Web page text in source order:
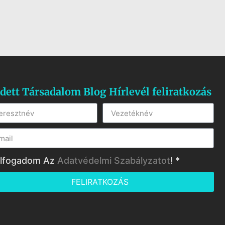
Társadalom Blog Hírlevél feliratkozás
Az Adatvédelmi Szabályzatot! *
FELIRATKOZÁS